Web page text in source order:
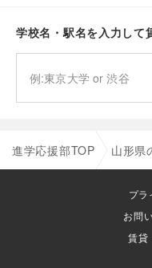
学校名・駅名を入力して
進学応援部TOP 山形県
プラ
お問
賃貸